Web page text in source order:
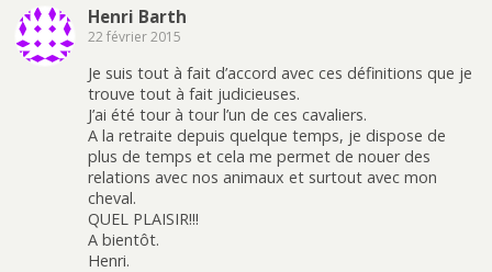
Henri Barth
22 février 2015
Je suis tout à fait d’accord avec ces définitions que je
trouve tout à fait judicieuses.
J’ai été tour à tour l’un de ces cavaliers.
A la retraite depuis quelque temps, je dispose de
plus de temps et cela me permet de nouer des
relations avec nos animaux et surtout avec mon
cheval.
QUEL PLAISIR!!!
A bientôt.
Henri.